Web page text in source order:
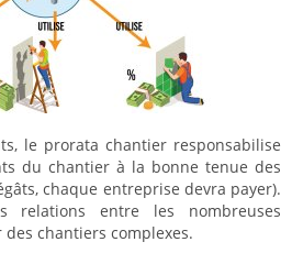
le prorata chantier responsabilise
du chantier à la bonne tenue des
chaque entreprise devra payer).
entre les nombreuses
chantiers complexes.